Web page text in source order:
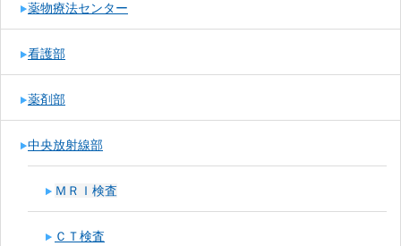
薬物療法センター
看護部
薬剤部
中央放射線部
ＭＲＩ検査
ＣＴ検査